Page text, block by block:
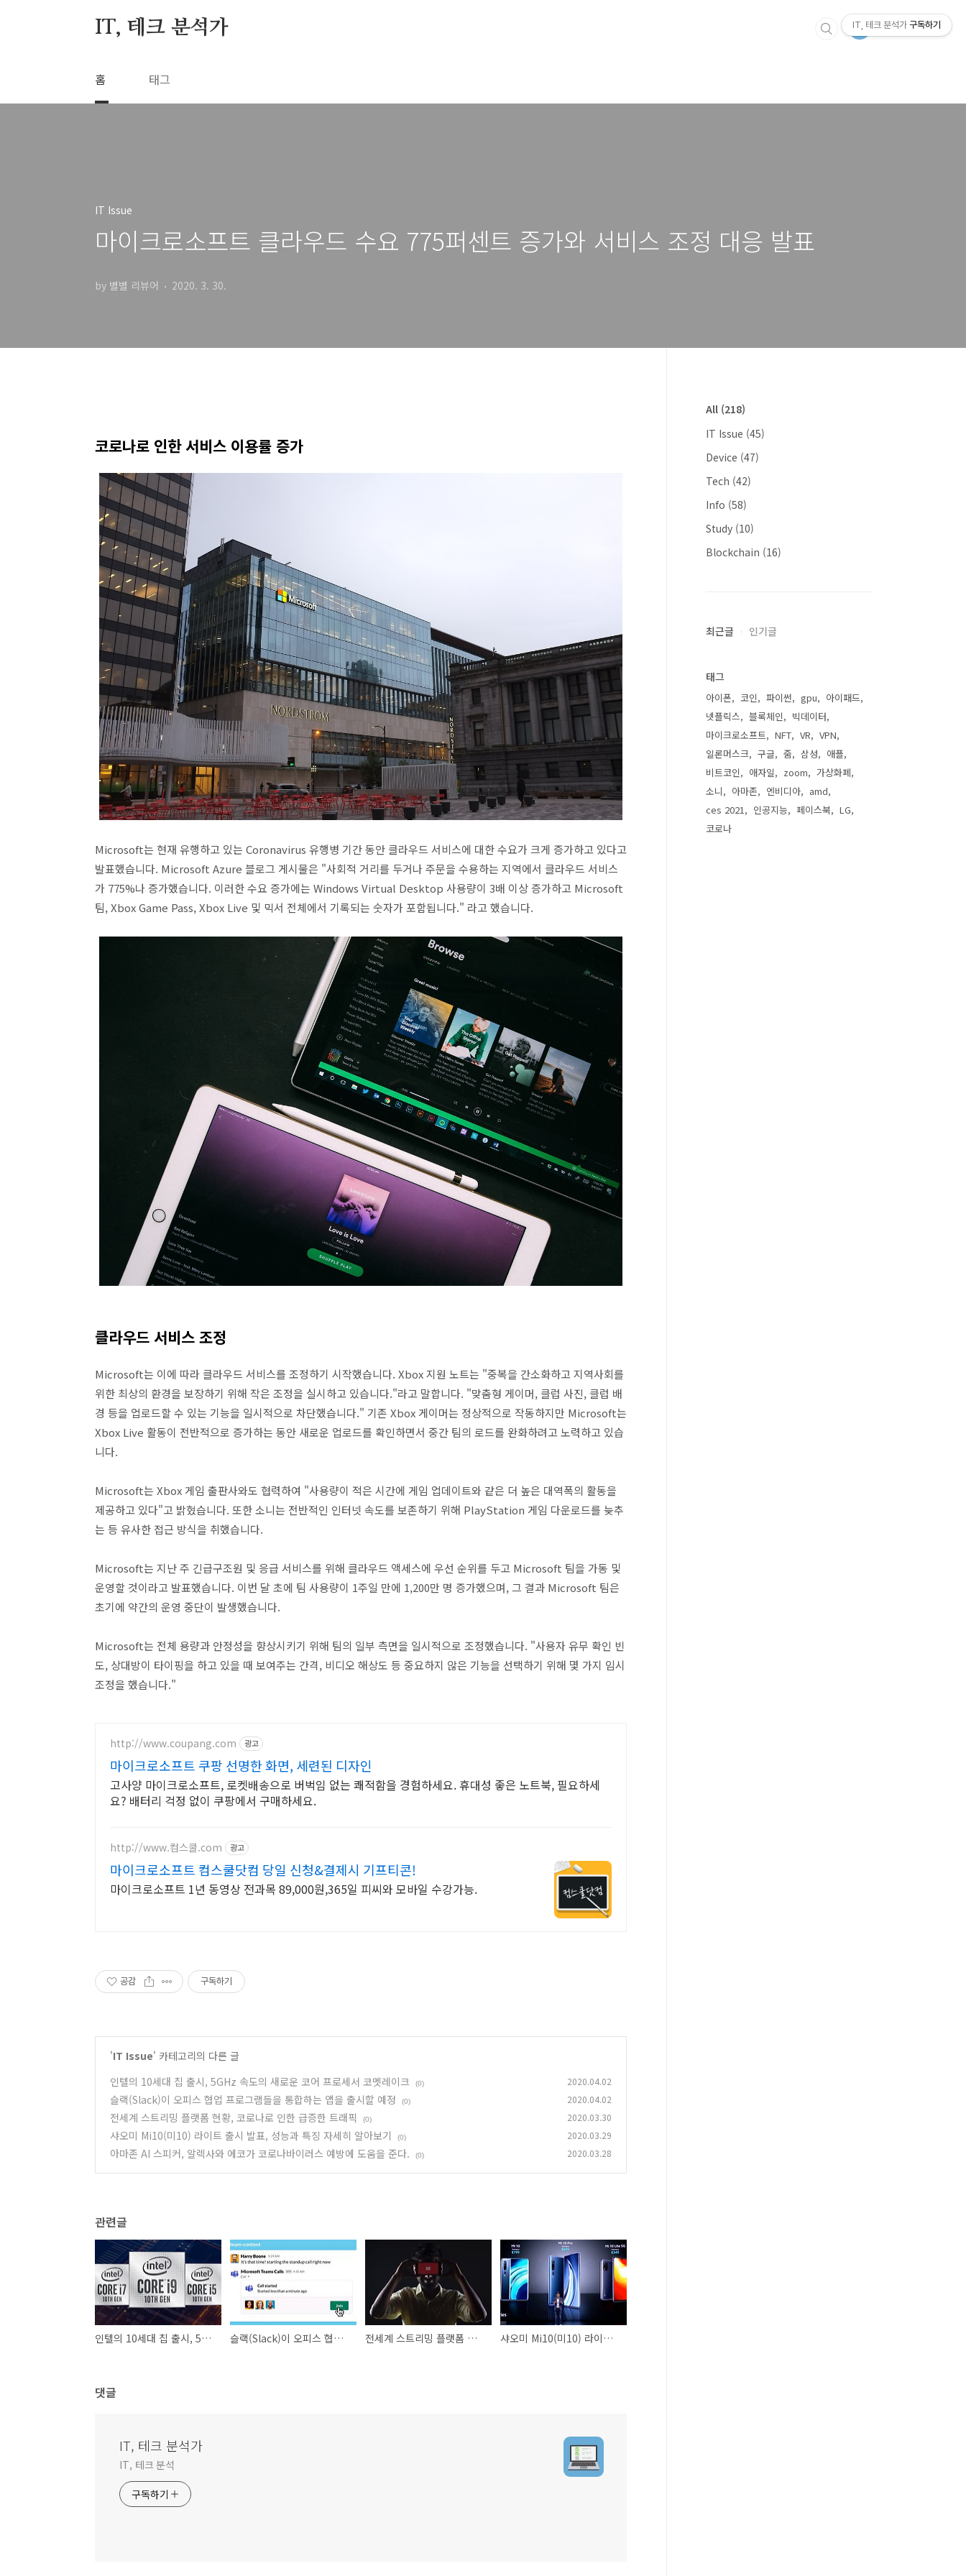
IT, 테크 분석가
홈 태그
IT Issue
마이크로소프트 클라우드 수요 775퍼센트 증가와 서비스 조정 대응 발표
by 별별 리뷰어 2020. 3. 30.
코로나로 인한 서비스 이용률 증가
Microsoft는 현재 유행하고 있는 Coronavirus 유행병 기간 동안 클라우드 서비스에 대한 수요가 크게 증가하고 있다고
발표했습니다. Microsoft Azure 블로그 게시물은 "사회적 거리를 두거나 주문을 수용하는 지역에서 클라우드 서비스
가 775%나 증가했습니다. 이러한 수요 증가에는 Windows Virtual Desktop 사용량이 3배 이상 증가하고 Microsoft
팀, Xbox Game Pass, Xbox Live 및 믹서 전체에서 기록되는 숫자가 포함됩니다." 라고 했습니다.
클라우드 서비스 조정
Microsoft는 이에 따라 클라우드 서비스를 조정하기 시작했습니다. Xbox 지원 노트는 "중복을 간소화하고 지역사회를
위한 최상의 환경을 보장하기 위해 작은 조정을 실시하고 있습니다."라고 말합니다. "맞춤형 게이머, 클럽 사진, 클럽 배
경 등을 업로드할 수 있는 기능을 일시적으로 차단했습니다." 기존 Xbox 게이머는 정상적으로 작동하지만 Microsoft는
Xbox Live 활동이 전반적으로 증가하는 동안 새로운 업로드를 확인하면서 중간 팀의 로드를 완화하려고 노력하고 있습
니다.
Microsoft는 Xbox 게임 출판사와도 협력하여 "사용량이 적은 시간에 게임 업데이트와 같은 더 높은 대역폭의 활동을
제공하고 있다"고 밝혔습니다. 또한 소니는 전반적인 인터넷 속도를 보존하기 위해 PlayStation 게임 다운로드를 늦추
는 등 유사한 접근 방식을 취했습니다.
Microsoft는 지난 주 긴급구조원 및 응급 서비스를 위해 클라우드 액세스에 우선 순위를 두고 Microsoft 팀을 가동 및
운영할 것이라고 발표했습니다. 이번 달 초에 팀 사용량이 1주일 만에 1,200만 명 증가했으며, 그 결과 Microsoft 팀은
초기에 약간의 운영 중단이 발생했습니다.
Microsoft는 전체 용량과 안정성을 향상시키기 위해 팀의 일부 측면을 일시적으로 조정했습니다. "사용자 유무 확인 빈
도, 상대방이 타이핑을 하고 있을 때 보여주는 간격, 비디오 해상도 등 중요하지 않은 기능을 선택하기 위해 몇 가지 임시
조정을 했습니다."
http://www.coupang.com 광고
마이크로소프트 쿠팡 선명한 화면, 세련된 디자인
고사양 마이크로소프트, 로켓배송으로 버벅임 없는 쾌적함을 경험하세요. 휴대성 좋은 노트북, 필요하세
요? 배터리 걱정 없이 쿠팡에서 구매하세요.
http://www.컴스쿨.com 광고
마이크로소프트 컴스쿨닷컴 당일 신청&결제시 기프티콘!
마이크로소프트 1년 동영상 전과목 89,000원,365일 피씨와 모바일 수강가능.
공감 구독하기
'IT Issue' 카테고리의 다른 글
인텔의 10세대 칩 출시, 5GHz 속도의 새로운 코어 프로세서 코멧레이크
(0) 2020.04.02
슬랙(Slack)이 오피스 협업 프로그램들을 통합하는 앱을 출시할 예정 (0) 2020.04.02
전세계 스트리밍 플랫폼 현황, 코로나로 인한 급증한 트래픽 (0) 2020.03.30
샤오미 Mi10(미10) 라이트 출시 발표, 성능과 특징 자세히 알아보기 (0) 2020.03.29
아마존 AI 스피커, 알렉사와 에코가 코로나바이러스 예방에 도움을 준다. (0) 2020.03.28
관련글
인텔의 10세대 칩 출시, 5GHz 속도의 새로운 코어 프로세서 코멧레이크 슬랙(Slack)이 오피스 협업 프로그램들을 통합하는 앱을 출시할 예정 전세계 스트리밍 플랫폼 현황, 코로나로 인한 급증한 트래픽 샤오미 Mi10(미10) 라이트 출시 발표, 성능과 특징 자세히 알아보기
댓글
IT, 테크 분석가
IT, 테크 분석
구독하기
All (218)
IT Issue (45)
Device (47)
Tech (42)
Info (58)
Study (10)
Blockchain (16)
최근글 인기글
태그
아이폰 코인 파이썬 gpu
아이패드
넷플릭스
블록체인
빅데이터
마이크로소프트
NFT VR
VPN
일론머스크
구글 줌 삼성
애플
비트코인
애자일 zoom
가상화폐
소니
아마존 엔비디아
amd
ces 2021
인공지능 페이스북
LG
코로나
IT, 테크 분석가 구독하기